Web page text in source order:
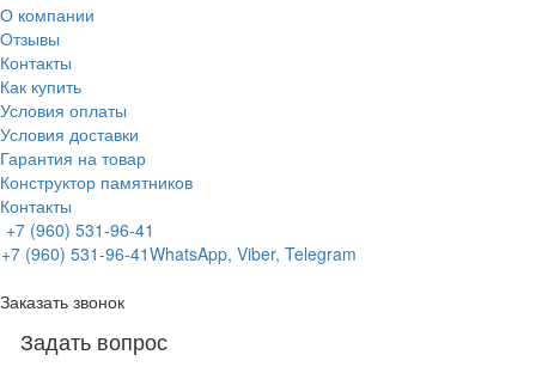
О компании
Отзывы
Контакты
Как купить
Условия оплаты
Условия доставки
Гарантия на товар
Конструктор памятников
Контакты
+7 (960) 531-96-41
+7 (960) 531-96-41WhatsApp, Viber, Telegram
Заказать звонок
Задать вопрос